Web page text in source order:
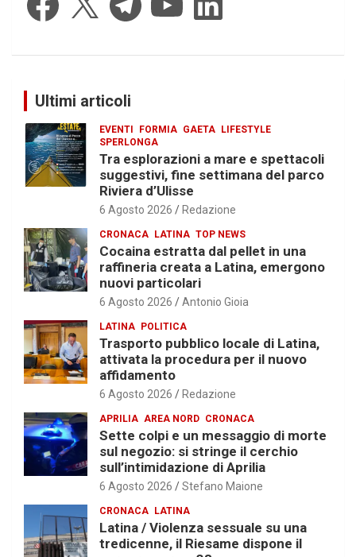
Ultimi articoli
EVENTI FORMIA GAETA LIFESTYLE
SPERLONGA
Tra esplorazioni a mare e spettacoli
suggestivi, fine settimana del parco
Riviera d’Ulisse
6 Agosto 2026 Redazione
CRONACA LATINA TOP NEWS
Cocaina estratta dal pellet in una
raffineria creata a Latina, emergono
nuovi particolari
6 Agosto 2026 Antonio Gioia
LATINA POLITICA
Trasporto pubblico locale di Latina,
attivata la procedura per il nuovo
affidamento
6 Agosto 2026 Redazione
APRILIA AREA NORD CRONACA
Sette colpi e un messaggio di morte
sul negozio: si stringe il cerchio
sull’intimidazione di Aprilia
6 Agosto 2026 Stefano Maione
CRONACA LATINA
Latina / Violenza sessuale su una
tredicenne, il Riesame dispone il